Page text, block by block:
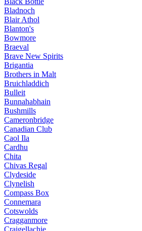
Bladnoch
Blair Athol
Blanton's
Bowmore
Braeval
Brave New Spirits
Brigantia
Brothers in Malt
Bruichladdich
Bulleit
Bunnahabhain
Bushmills
Cameronbridge
Canadian Club
Caol Ila
Cardhu
Chita
Chivas Regal
Clydeside
Clynelish
Compass Box
Connemara
Cotswolds
Cragganmore
Craigellachie